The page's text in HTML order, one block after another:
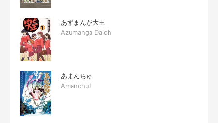
あずまんが大王
Azumanga Daioh
あまんちゅ
Amanchu!